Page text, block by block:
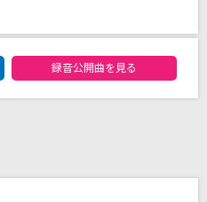
エントリーランキング
録音公開曲を見る